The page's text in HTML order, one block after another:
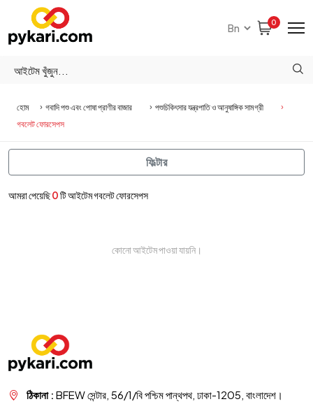
0
হোম গবাদি পশু এবং পোষা প্রাণীর বাজার
পশুচিকিৎসার যন্ত্রপাতি ও আনুষাঙ্গিক সামগ্রী
গবলেট ফোরসেপস
আমরা পেয়েছি0টি আইটেম গবলেট ফোরসেপস
কোনো আইটেম পাওয়া যায়নি।
ফিল্টার
ঠিকানা : BFEW সেন্টার, 56/1/বি পশ্চিম পান্থপথ, ঢাকা-1205, বাংলাদেশ।